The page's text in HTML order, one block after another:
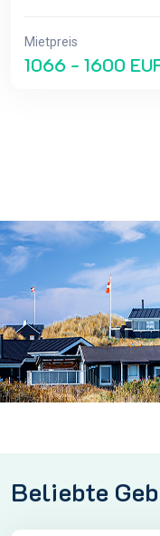
Mietpreis
1066 - 1600
Beliebte